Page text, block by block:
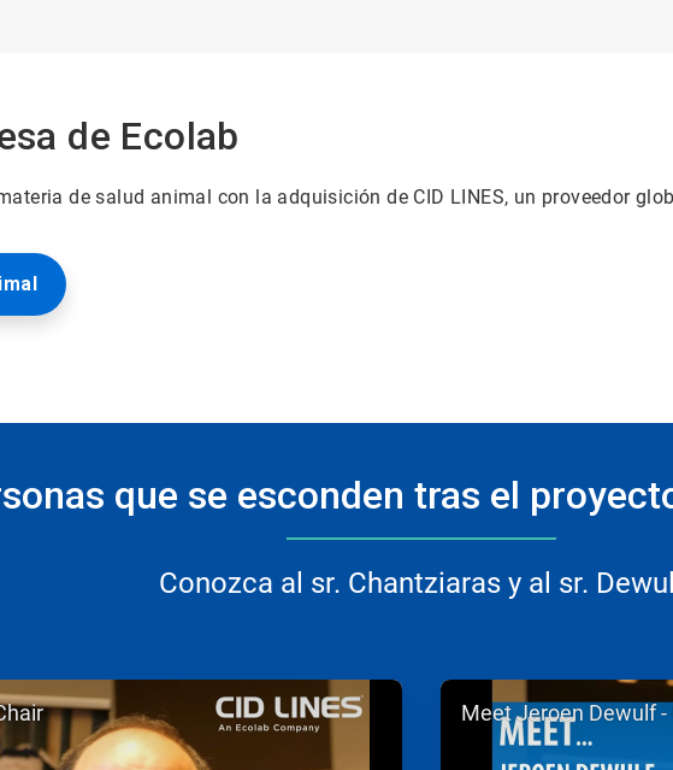
de Ecolab
de salud animal con la adquisición de CID LINES, un proveedor
que se esconden tras el
Conozca al sr. Chantziaras y al sr.
ArticleTile
Meet Jeroen Dewulf